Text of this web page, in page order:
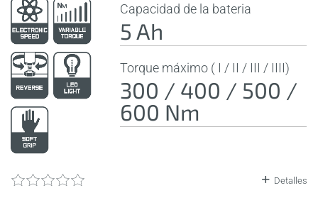
Capacidad de la bateria
5 Ah
Torque máximo ( I / II / III / IIII)
300 / 400 / 500 /
600 Nm
Detalles